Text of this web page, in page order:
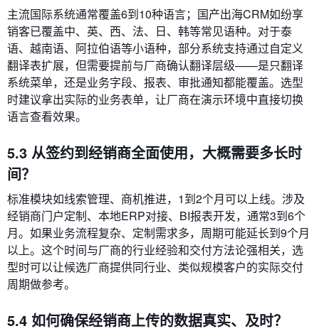
主流国际系统通常覆盖6到10种语言；国产出海CRM如纷享
销客已覆盖中、英、西、法、日、韩等常见语种。对于泰
语、越南语、阿拉伯语等小语种，部分系统支持通过自定义
翻译表扩展，但需要提前与厂商确认翻译层级——是只翻译
系统菜单，还是业务字段、报表、审批通知都能覆盖。选型
时建议拿出实际的业务表单，让厂商在演示环境中直接切换
语言查看效果。
5.3 从签约到经销商全面使用，大概需要多长时
间？
标准模块如线索管理、商机推进，1到2个月可以上线。涉及
经销商门户定制、本地ERP对接、BI报表开发，通常3到6个
月。如果业务流程复杂、定制需求多，周期可能延长到9个月
以上。这个时间与厂商的行业经验和交付方法论强相关，选
型时可以让候选厂商提供同行业、类似规模客户的实际交付
周期做参考。
5.4 如何确保经销商上传的数据真实、及时？